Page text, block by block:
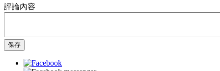
評論內容
保存